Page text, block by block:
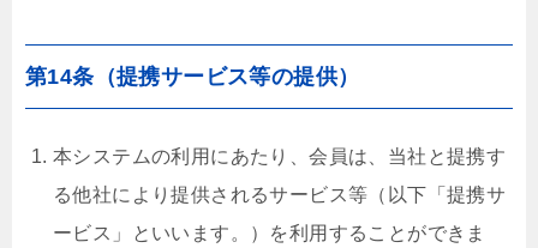
第14条（提携サービス等の提供）
本システムの利用にあたり、会員は、当社と提携す
る他社により提供されるサービス等（以下「提携サ
ービス」といいます。）を利用することができま